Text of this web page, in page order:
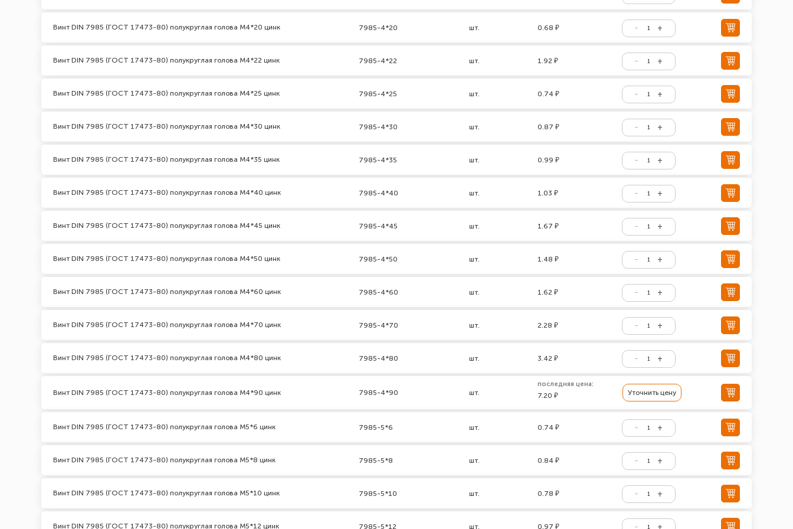
Винт DIN 7985 (ГОСТ 17473-80) полукруглая голова М4*20 цинк 7985-4*20 шт. 0.68 ₽
Винт DIN 7985 (ГОСТ 17473-80) полукруглая голова М4*22 цинк 7985-4*22 шт. 1.92 ₽
Винт DIN 7985 (ГОСТ 17473-80) полукруглая голова М4*25 цинк 7985-4*25 шт. 0.74 ₽
Винт DIN 7985 (ГОСТ 17473-80) полукруглая голова М4*30 цинк 7985-4*30 шт. 0.87 ₽
Винт DIN 7985 (ГОСТ 17473-80) полукруглая голова М4*35 цинк 7985-4*35 шт. 0.99 ₽
Винт DIN 7985 (ГОСТ 17473-80) полукруглая голова М4*40 цинк 7985-4*40 шт. 1.03 ₽
Винт DIN 7985 (ГОСТ 17473-80) полукруглая голова М4*45 цинк 7985-4*45 шт. 1.67 ₽
Винт DIN 7985 (ГОСТ 17473-80) полукруглая голова М4*50 цинк 7985-4*50 шт. 1.48 ₽
Винт DIN 7985 (ГОСТ 17473-80) полукруглая голова М4*60 цинк 7985-4*60 шт. 1.62 ₽
Винт DIN 7985 (ГОСТ 17473-80) полукруглая голова М4*70 цинк 7985-4*70 шт. 2.28 ₽
Винт DIN 7985 (ГОСТ 17473-80) полукруглая голова М4*80 цинк 7985-4*80 шт. 3.42 ₽
Винт DIN 7985 (ГОСТ 17473-80) полукруглая голова М4*90 цинк 7985-4*90 шт.
последняя цена:
7.20 ₽ Уточнить цену
Винт DIN 7985 (ГОСТ 17473-80) полукруглая голова М5*6 цинк 7985-5*6 шт. 0.74 ₽
Винт DIN 7985 (ГОСТ 17473-80) полукруглая голова М5*8 цинк 7985-5*8 шт. 0.84 ₽
Винт DIN 7985 (ГОСТ 17473-80) полукруглая голова М5*10 цинк 7985-5*10 шт. 0.78 ₽
Винт DIN 7985 (ГОСТ 17473-80) полукруглая голова М5*12 цинк 7985-5*12 шт. 0.97 ₽